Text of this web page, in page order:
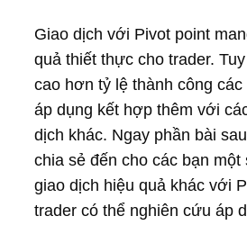
Giao dịch với Pivot point
quả thiết thực cho trader.
cao hơn tỷ lệ thành công
áp dụng kết hợp thêm với
dịch khác. Ngay phần bài
chia sẻ đến cho các bạn
giao dịch hiệu quả khác với
trader có thể nghiên cứu áp